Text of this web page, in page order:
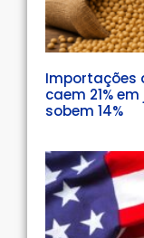
Importações
caem 21%
sobem 14%